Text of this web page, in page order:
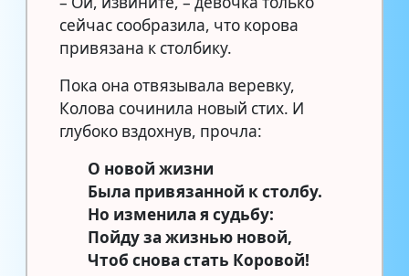
сейчас сообразила, что корова
привязана к столбику.
Пока она отвязывала веревку,
Колова сочинила новый стих. И
глубоко вздохнув, прочла:
О новой жизни
Была привязанной к столбу.
Но изменила я судьбу:
Пойду за жизнью новой,
Чтоб снова стать Коровой!